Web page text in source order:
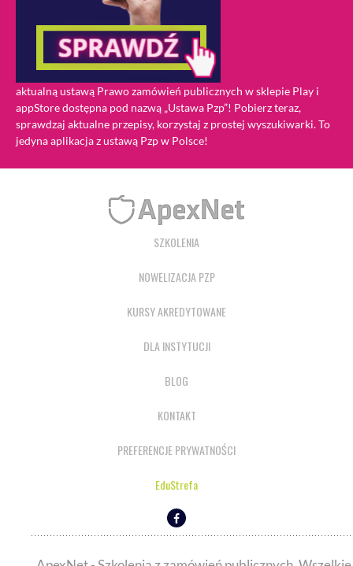
aktualną ustawą Prawo zamówień publicznych w sklepie Play i
appStore dostępna pod nazwą „Ustawa Pzp”! Pobierz teraz,
sprawdzaj aktualne przepisy, korzystaj z prostej wyszukiwarki. To
jedyna aplikacja z ustawą Pzp w Polsce!
SZKOLENIA
NOWELIZACJA PZP
KURSY AKREDYTOWANE
DLA INSTYTUCJI
BLOG
KONTAKT
PREFERENCJE PRYWATNOŚCI
EduStrefa